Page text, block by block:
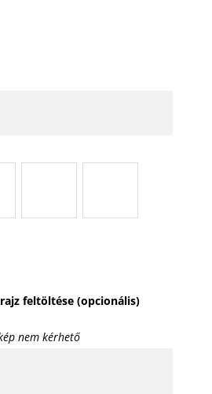
feltöltése (opcionális)
nem kérhető